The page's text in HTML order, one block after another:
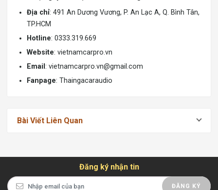
Địa chỉ: 491 An Dương Vương, P. An Lạc A, Q. Bình Tân,
TP.HCM
Hotline: 0333.319.669
Website: vietnamcarpro.vn
Email : vietnamcarpro.vn@gmail.com
Fanpage: Thaingacaraudio
Bài Viết Liên Quan
Đăng ký nhận tin
ĐĂNG KÝ